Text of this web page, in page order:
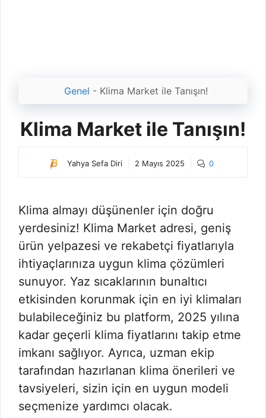
Genel - Klima Market ile Tanışın!
Klima Market ile Tanışın!
Yahya Sefa Diri 2 Mayıs 2025 0
Klima almayı düşünenler için doğru
yerdesiniz! Klima Market adresi, geniş
ürün yelpazesi ve rekabetçi fiyatlarıyla
ihtiyaçlarınıza uygun klima çözümleri
sunuyor. Yaz sıcaklarının bunaltıcı
etkisinden korunmak için en iyi klimaları
bulabileceğiniz bu platform, 2025 yılına
kadar geçerli klima fiyatlarını takip etme
imkanı sağlıyor. Ayrıca, uzman ekip
tarafından hazırlanan klima önerileri ve
tavsiyeleri, sizin için en uygun modeli
seçmenize yardımcı olacak.